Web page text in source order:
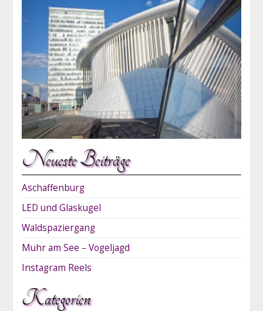
Neueste Beiträge
Aschaffenburg
LED und Glaskugel
Waldspaziergang
Muhr am See – Vogeljagd
Instagram Reels
Kategorien